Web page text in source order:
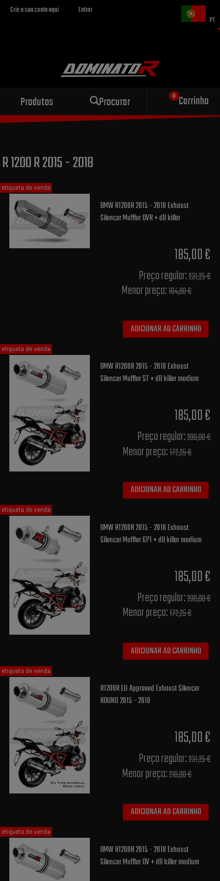
Crie a sua conta aqui
Entrar
PT
Produtos Procurar Carrinho
Escape esportivo
para sua motocicleta
R 1200 R 2015 - 2018
BMW R1200R 2015 - 2018 Exhaust
Silencer Muffler OVR + dB killer
185,00 €
Preço regular:231,25 €
Menor preço:184,00 €
ADICIONAR AO CARRINHO
etiqueta de venda
BMW R1200R 2015 - 2018 Exhaust
Silencer Muffler ST + dB killer medium
185,00 €
Preço regular:200,00 €
Menor preço:172,25 €
ADICIONAR AO CARRINHO
etiqueta de venda
BMW R1200R 2015 - 2018 Exhaust
Silencer Muffler GP1 + dB killer medium
185,00 €
Preço regular:200,00 €
Menor preço:172,25 €
ADICIONAR AO CARRINHO
etiqueta de venda
R1200R EU Approved Exhaust Silencer
ROUND 2015 - 2018
185,00 €
Preço regular:231,25 €
Menor preço:210,00 €
ADICIONAR AO CARRINHO
etiqueta de venda
BMW R1200R 2015 - 2018 Exhaust
Silencer Muffler OV + dB killer medium
etiqueta de venda